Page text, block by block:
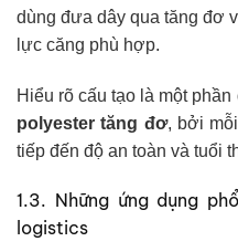
dùng đưa dây qua tăng đơ
lực căng phù hợp.
Hiểu rõ cấu tạo là một phần
polyester tăng đơ, bởi
tiếp đến độ an toàn và tuổi
1.3. Những ứng dụng
logistics